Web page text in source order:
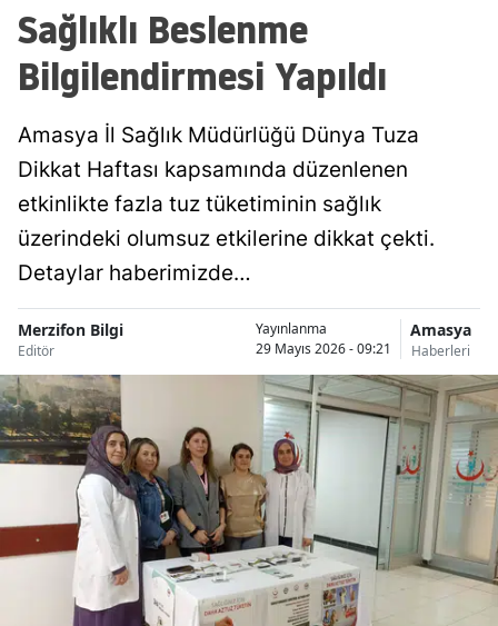
Sağlıklı Beslenme
Bilgilendirmesi Yapıldı
Amasya İl Sağlık Müdürlüğü Dünya Tuza
Dikkat Haftası kapsamında düzenlenen
etkinlikte fazla tuz tüketiminin sağlık
üzerindeki olumsuz etkilerine dikkat çekti.
Detaylar haberimizde…
Merzifon Bilgi
Editör
Yayınlanma
29 Mayıs 2026 - 09:21
Amasya
Haberleri